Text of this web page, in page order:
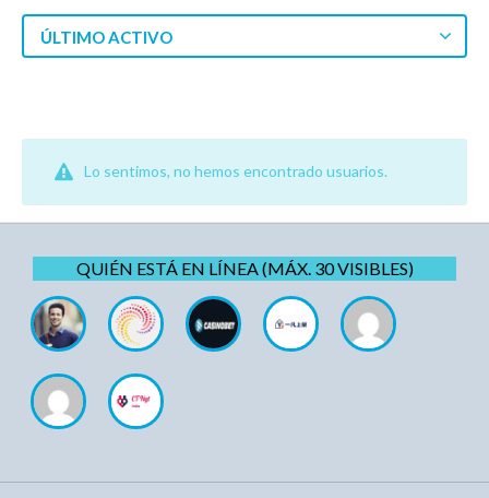
ÚLTIMO ACTIVO
Lo sentimos, no hemos encontrado usuarios.
QUIÉN ESTÁ EN LÍNEA (MÁX. 30 VISIBLES)